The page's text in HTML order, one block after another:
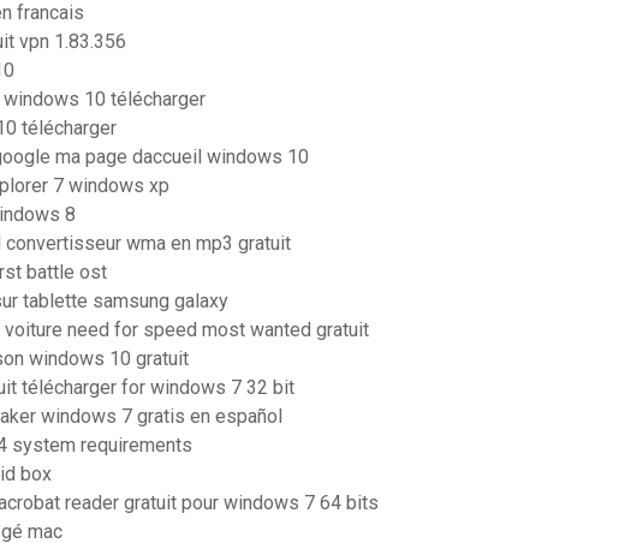
francais
vpn 1.83.356
10 télécharger
télécharger
ma page daccueil windows 10
7 windows xp
8
wma en mp3 gratuit
battle ost
tablette samsung galaxy
voiture need for speed most wanted gratuit
windows 10 gratuit
télécharger for windows 7 32 bit
windows 7 gratis en español
system requirements
box
reader gratuit pour windows 7 64 bits
mac